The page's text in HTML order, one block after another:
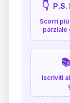
👇
Scorri
parziale
Iscriviti